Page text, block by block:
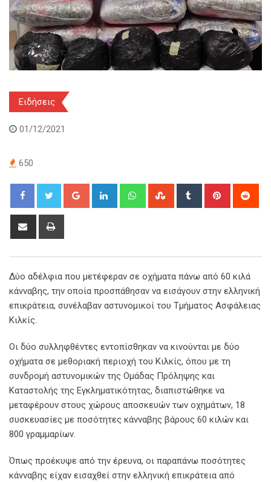
Ειδήσεις
01/12/2021
650
Google+ LinkedIn WhatsappStumbleUpon
Tumblr Pinterest
Share
Δύο αδέλφια που μετέφεραν σε οχήματα πάνω από 60 κιλά
κάνναβης, την οποία προσπάθησαν να εισάγουν στην ελληνική
επικράτεια, συνέλαβαν αστυνομικοί του Τμήματος Ασφάλειας
Κιλκίς.
Οι δύο συλληφθέντες εντοπίσθηκαν να κινούνται με δύο
οχήματα σε μεθοριακή περιοχή του Κιλκίς, όπου με τη
συνδρομή αστυνομικών της Ομάδας Πρόληψης και
Καταστολής της Εγκληματικότητας, διαπιστώθηκε να
μεταφέρουν στους χώρους αποσκευών των οχημάτων, 18
συσκευασίες με ποσότητες κάνναβης βάρους 60 κιλών και
800 γραμμαρίων.
Όπως προέκυψε από την έρευνα, οι παραπάνω ποσότητες
κάνναβης είχαν εισαχθεί στην ελληνική επικράτεια από